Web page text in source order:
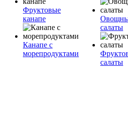
Фруктовые
канапе
Канапе с
морепродуктами
салаты
салаты